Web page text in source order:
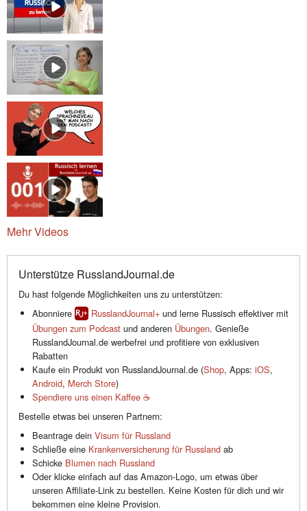
Mehr Videos
Unterstütze RusslandJournal.de
Du hast folgende Möglichkeiten uns zu unterstützen:
Abonniere
RusslandJournal+ und lerne Russisch effektiver mit
Übungen zum Podcast und anderen Übungen. Genieße
RusslandJournal.de werbefrei und profitiere von exklusiven
Rabatten
Kaufe ein Produkt von RusslandJournal.de (Shop, Apps: iOS,
Android, Merch Store)
Spendiere uns einen Kaffee ☕️
Bestelle etwas bei unseren Partnern:
Beantrage dein Visum für Russland
Schließe eine Krankenversicherung für Russland ab
Schicke Blumen nach Russland
Oder klicke einfach auf das Amazon-Logo, um etwas über
unseren Affiliate-Link zu bestellen. Keine Kosten für dich und wir
bekommen eine kleine Provision.